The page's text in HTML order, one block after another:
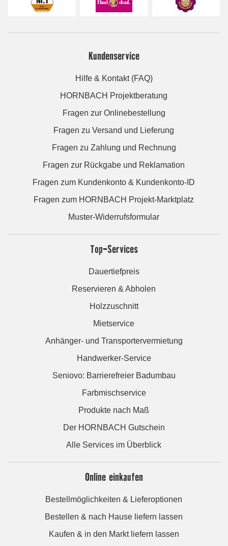
Kundenservice
Hilfe & Kontakt (FAQ)
HORNBACH Projektberatung
Fragen zur Onlinebestellung
Fragen zu Versand und Lieferung
Fragen zu Zahlung und Rechnung
Fragen zur Rückgabe und Reklamation
Fragen zum Kundenkonto & Kundenkonto-ID
Fragen zum HORNBACH Projekt-Marktplatz
Muster-Widerrufsformular
Top-Services
Dauertiefpreis
Reservieren & Abholen
Holzzuschnitt
Mietservice
Anhänger- und Transportervermietung
Handwerker-Service
Seniovo: Barrierefreier Badumbau
Farbmischservice
Produkte nach Maß
Der HORNBACH Gutschein
Alle Services im Überblick
Online einkaufen
Bestellmöglichkeiten & Lieferoptionen
Bestellen & nach Hause liefern lassen
Kaufen & in den Markt liefern lassen